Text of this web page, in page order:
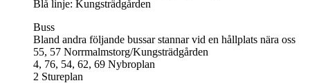
Blå linje: Kungsträdgården
Buss
Bland andra följande bussar stannar vid en hållplats nära oss
55, 57 Norrmalmstorg/Kungsträdgården
4, 76, 54, 62, 69 Nybroplan
2 Stureplan